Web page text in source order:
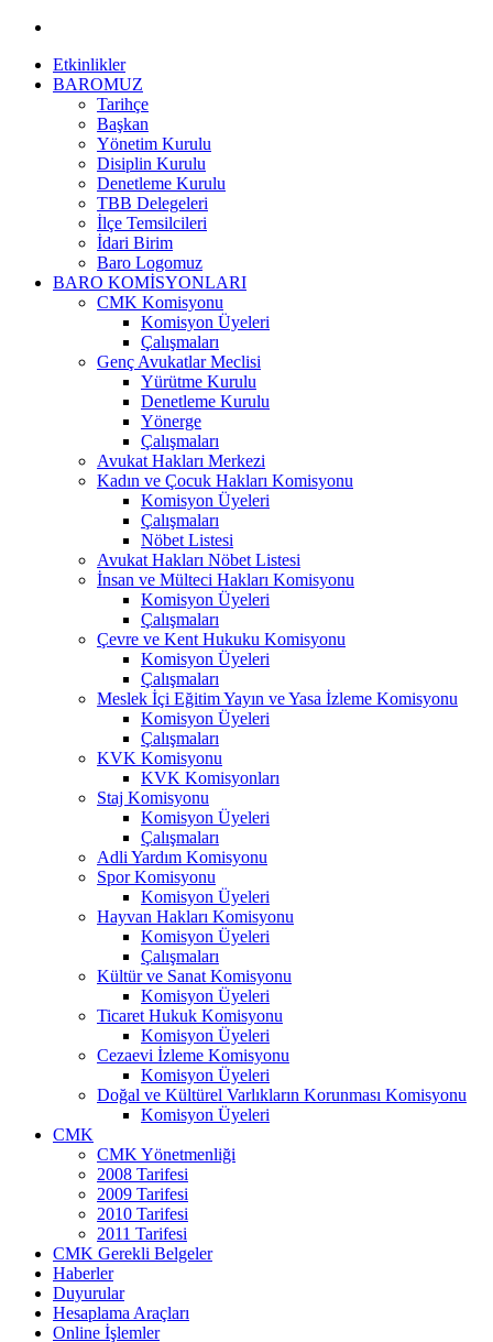
Etkinlikler
BAROMUZ
Tarihçe
Başkan
Yönetim Kurulu
Disiplin Kurulu
Denetleme Kurulu
TBB Delegeleri
İlçe Temsilcileri
İdari Birim
Baro Logomuz
BARO KOMİSYONLARI
CMK Komisyonu
Komisyon Üyeleri
Çalışmaları
Genç Avukatlar Meclisi
Yürütme Kurulu
Denetleme Kurulu
Yönerge
Çalışmaları
Avukat Hakları Merkezi
Kadın ve Çocuk Hakları Komisyonu
Komisyon Üyeleri
Çalışmaları
Nöbet Listesi
Avukat Hakları Nöbet Listesi
İnsan ve Mülteci Hakları Komisyonu
Komisyon Üyeleri
Çalışmaları
Çevre ve Kent Hukuku Komisyonu
Komisyon Üyeleri
Çalışmaları
Meslek İçi Eğitim Yayın ve Yasa İzleme Komisyonu
Komisyon Üyeleri
Çalışmaları
KVK Komisyonu
KVK Komisyonları
Staj Komisyonu
Komisyon Üyeleri
Çalışmaları
Adli Yardım Komisyonu
Spor Komisyonu
Komisyon Üyeleri
Hayvan Hakları Komisyonu
Komisyon Üyeleri
Çalışmaları
Kültür ve Sanat Komisyonu
Komisyon Üyeleri
Ticaret Hukuk Komisyonu
Komisyon Üyeleri
Cezaevi İzleme Komisyonu
Komisyon Üyeleri
Doğal ve Kültürel Varlıkların Korunması Komisyonu
Komisyon Üyeleri
CMK
CMK Yönetmenliği
2008 Tarifesi
2009 Tarifesi
2010 Tarifesi
2011 Tarifesi
CMK Gerekli Belgeler
Haberler
Duyurular
Hesaplama Araçları
Online İşlemler